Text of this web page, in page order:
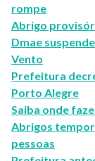
rompe
Abrigo
Dmae
Vento
Prefeitura
Porto Alegre
Saiba onde
Abrigos
pessoas